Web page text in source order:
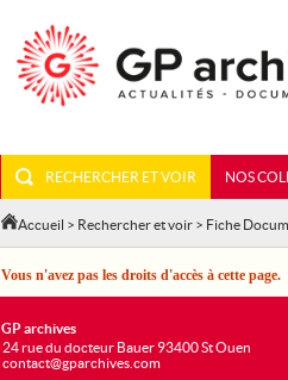
RECHERCHER ET VOIR NOS
Accueil > Rechercher et voir > Fiche
Vous n'avez pas les droits d'accès à cette page.
GP archives
24 rue du docteur Bauer 93400 St Ouen
contact@gparchives.com